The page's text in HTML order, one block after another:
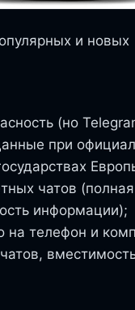
и новых
(но
при
чатов (полная
информации);
на телефон и